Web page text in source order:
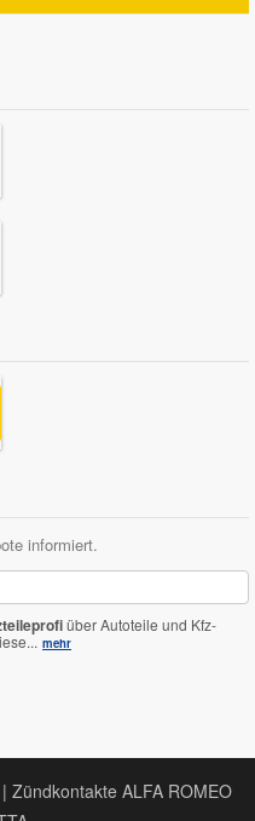
informiert.
über Autoteile und Kfz-
mehr
Zündkontakte ALFA ROMEO